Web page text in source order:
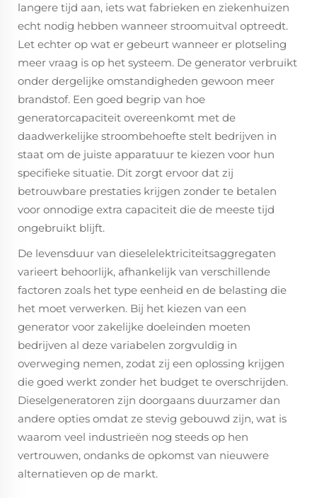
langere tijd aan, iets wat fabrieken en ziekenhuizen
echt nodig hebben wanneer stroomuitval optreedt.
Let echter op wat er gebeurt wanneer er plotseling
meer vraag is op het systeem. De generator verbruikt
onder dergelijke omstandigheden gewoon meer
brandstof. Een goed begrip van hoe
generatorcapaciteit overeenkomt met de
daadwerkelijke stroombehoefte stelt bedrijven in
staat om de juiste apparatuur te kiezen voor hun
specifieke situatie. Dit zorgt ervoor dat zij
betrouwbare prestaties krijgen zonder te betalen
voor onnodige extra capaciteit die de meeste tijd
ongebruikt blijft.
De levensduur van dieselelektriciteitsaggregaten
varieert behoorlijk, afhankelijk van verschillende
factoren zoals het type eenheid en de belasting die
het moet verwerken. Bij het kiezen van een
generator voor zakelijke doeleinden moeten
bedrijven al deze variabelen zorgvuldig in
overweging nemen, zodat zij een oplossing krijgen
die goed werkt zonder het budget te overschrijden.
Dieselgeneratoren zijn doorgaans duurzamer dan
andere opties omdat ze stevig gebouwd zijn, wat is
waarom veel industrieën nog steeds op hen
vertrouwen, ondanks de opkomst van nieuwere
alternatieven op de markt.